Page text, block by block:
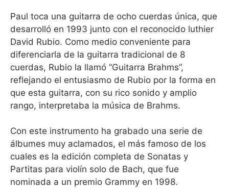
Paul toca una guitarra de ocho cuerdas única, que
desarrolló en 1993 junto con el reconocido luthier
David Rubio. Como medio conveniente para
diferenciarla de la guitarra tradicional de 8
cuerdas, Rubio la llamó “Guitarra Brahms”,
reflejando el entusiasmo de Rubio por la forma en
que esta guitarra, con su rico sonido y amplio
rango, interpretaba la música de Brahms.
Con este instrumento ha grabado una serie de
álbumes muy aclamados, el más famoso de los
cuales es la edición completa de Sonatas y
Partitas para violín solo de Bach, que fue
nominada a un premio Grammy en 1998.